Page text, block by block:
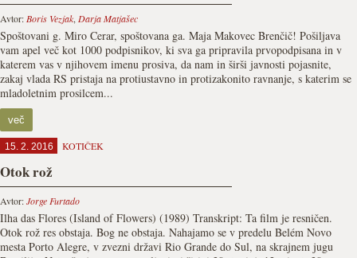
Avtor: Boris Vezjak, Darja Matjašec
Spoštovani g. Miro Cerar, spoštovana ga. Maja Makovec Brenčič! Pošiljava
vam apel več kot 1000 podpisnikov, ki sva ga pripravila prvopodpisana in v
katerem vas v njihovem imenu prosiva, da nam in širši javnosti pojasnite,
zakaj vlada RS pristaja na protiustavno in protizakonito ravnanje, s katerim se
mladoletnim prosilcem...
več
15. 2. 2016 KOTIČEK
Otok rož
Avtor:Jorge Furtado
Ilha das Flores (Island of Flowers) (1989) Transkript: Ta film je resničen.
Otok rož res obstaja. Bog ne obstaja. Nahajamo se v predelu Belém Novo
mesta Porto Alegre, v zvezni državi Rio Grande do Sul, na skrajnem jugu